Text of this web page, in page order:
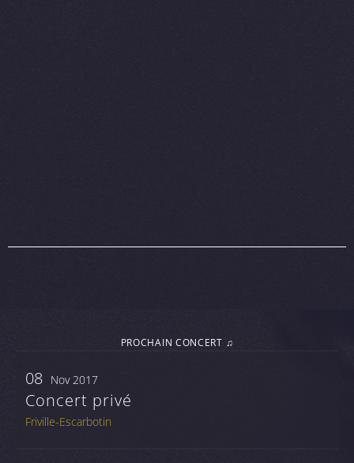
PROCHAIN CONCERT ♫
08 Nov 2017
Concert privé
Friville-Escarbotin